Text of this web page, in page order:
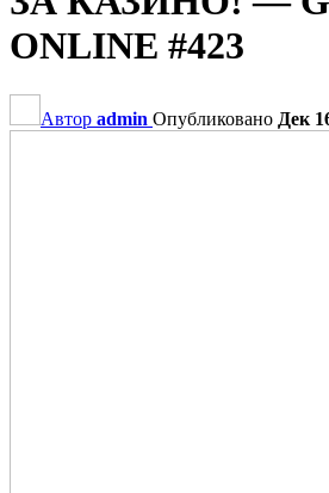
ONLINE #423
Автор admin Опубликовано Дек